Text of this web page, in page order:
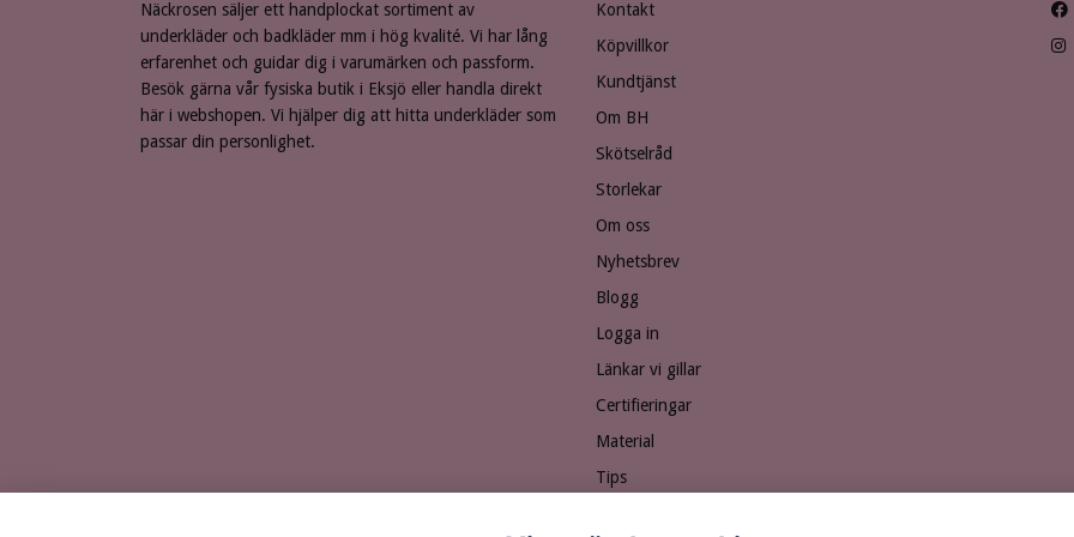
Näckrosen säljer ett handplockat sortiment av
underkläder och badkläder mm i hög kvalité. Vi har lång
erfarenhet och guidar dig i varumärken och passform.
Besök gärna vår fysiska butik i Eksjö eller handla direkt
här i webshopen. Vi hjälper dig att hitta underkläder som
passar din personlighet.
Kontakt
Köpvillkor
Kundtjänst
Om BH
Skötselråd
Storlekar
Om oss
Nyhetsbrev
Blogg
Logga in
Länkar vi gillar
Certifieringar
Material
Tips